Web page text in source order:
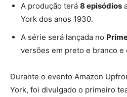
A produção terá 8 episódios
York dos anos 1930.
A série será lançada no
versões em preto e branco e
Durante o evento Amazon
York, foi divulgado o primeiro